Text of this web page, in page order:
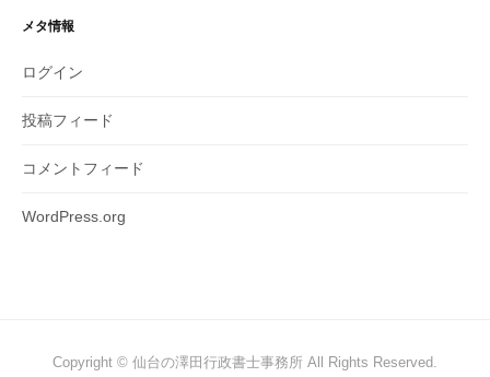
メタ情報
ログイン
投稿フィード
コメントフィード
WordPress.org
Copyright © 仙台の澤田行政書士事務所 All Rights Reserved.